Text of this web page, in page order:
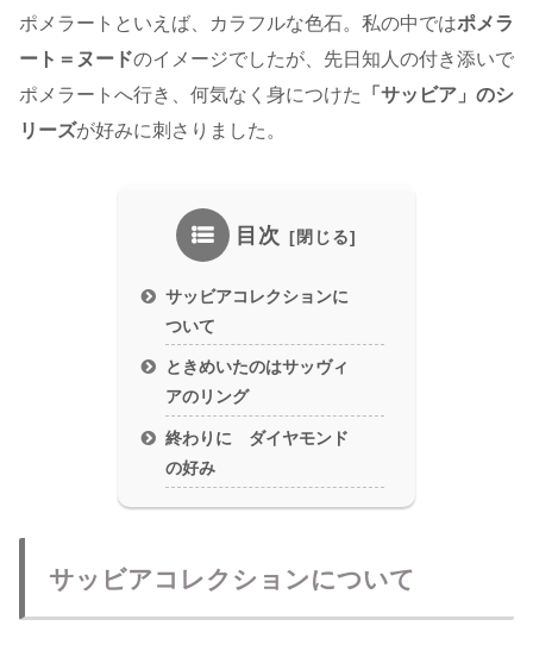
ポメラートといえば、カラフルな色石。私の中ではポメラ
ート＝ヌードのイメージでしたが、先日知人の付き添いで
ポメラートへ行き、何気なく身につけた
「サッビア」のシ
リーズが好みに刺さりました。
目次
サッビアコレクションに
ついて
ときめいたのはサッヴィ
アのリング
終わりに ダイヤモンド
の好み
サッビアコレクションについて